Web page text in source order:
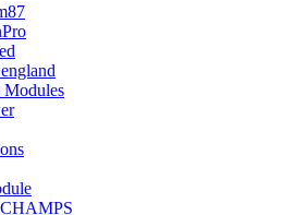
Modules